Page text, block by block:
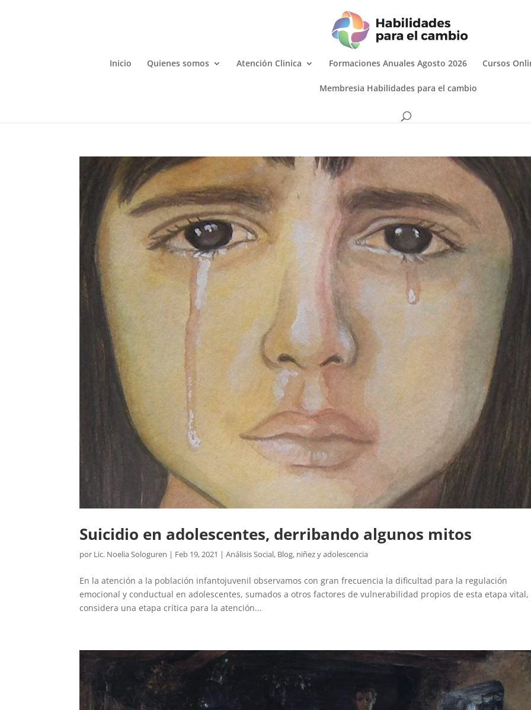
Inicio Quienes somos Atención Clinica Formaciones Anuales Agosto 2026 Cursos
Membresia Habilidades para el cambio
Suicidio en adolescentes, derribando algunos mitos
por Lic. Noelia Sologuren | Feb 19, 2021 |Análisis Social, Blog, niñez y adolescencia
En la atención a la población infantojuvenil observamos con gran frecuencia la dificultad para la regulación
emocional y conductual en adolescentes, sumados a otros factores de vulnerabilidad propios de esta etapa vital,
considera una etapa crítica para la atención...